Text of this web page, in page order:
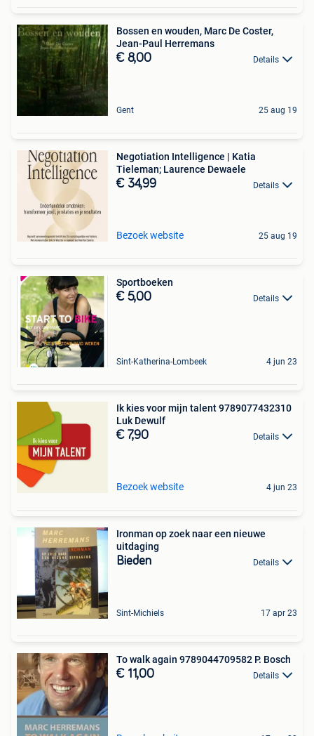
Bossen en wouden, Marc De Coster,
Jean-Paul Herremans
€ 8,00 Details
Gent 25 aug 19
Negotiation Intelligence | Katia
Tieleman; Laurence Dewaele
€ 34,99 Details
Bezoek website 25 aug 19
Sportboeken
€ 5,00 Details
Sint-Katherina-Lombeek 4 jun 23
Ik kies voor mijn talent 9789077432310
Luk Dewulf
€ 7,90 Details
Bezoek website 4 jun 23
Ironman op zoek naar een nieuwe
uitdaging
Bieden Details
Sint-Michiels 17 apr 23
To walk again 9789044709582 P. Bosch
€ 11,00 Details